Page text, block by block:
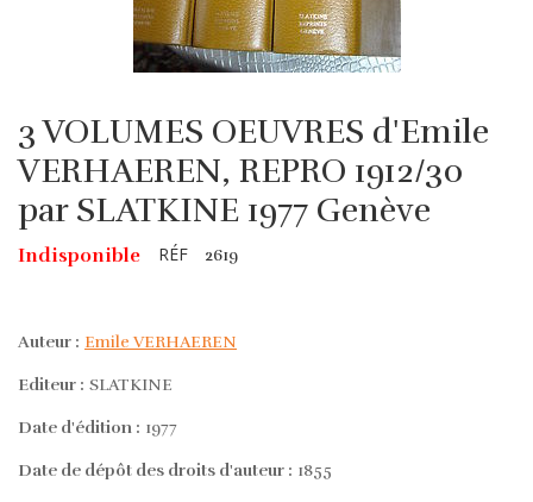
3 VOLUMES OEUVRES d'Emile
VERHAEREN, REPRO 1912/30
par SLATKINE 1977 Genève
Indisponible RÉF 2619
Auteur : Emile VERHAEREN
Editeur : SLATKINE
Date d'édition : 1977
Date de dépôt des droits d'auteur : 1855